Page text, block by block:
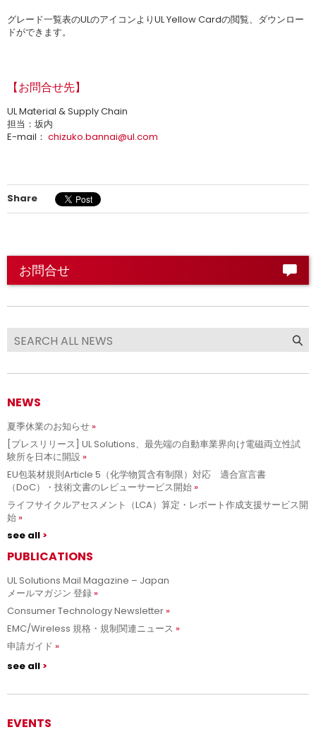
グレード一覧表のULのアイコンよりUL Yellow Cardの閲覧、ダウンロー
ドができます。
【お問合せ先】
UL Material & Supply Chain
担当：坂内
E-mail： chizuko.bannai@ul.com
Share
お問合せ
NEWS
夏季休業のお知らせ
[プレスリリース] UL Solutions、最先端の自動車業界向け電磁両立性試
験所を日本に開設
EU包装材規則Article 5（化学物質含有制限）対応 適合宣言書
（DoC）・技術文書のレビューサービス開始
ライフサイクルアセスメント（LCA）算定・レポート作成支援サービス開
始
see all
PUBLICATIONS
UL Solutions Mail Magazine – Japan
メールマガジン 登録
Consumer Technology Newsletter
EMC/Wireless 規格・規制関連ニュース
申請ガイド
see all
EVENTS